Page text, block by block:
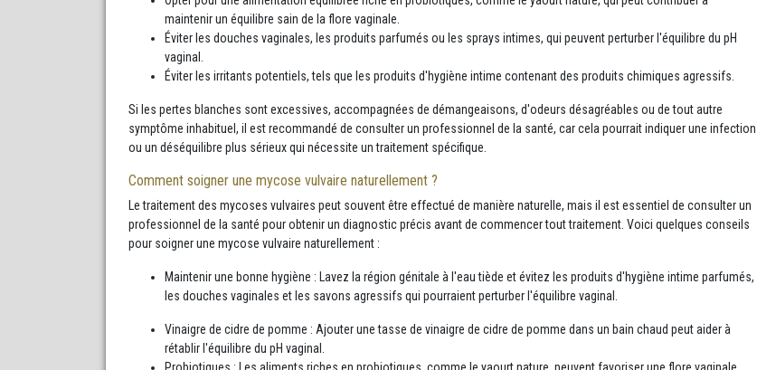
maintenir un équilibre sain de la flore vaginale.
Éviter les douches vaginales, les produits parfumés ou les sprays intimes, qui peuvent perturber l'équilibre du pH
vaginal.
Éviter les irritants potentiels, tels que les produits d'hygiène intime contenant des produits chimiques agressifs.
Si les pertes blanches sont excessives, accompagnées de démangeaisons, d'odeurs désagréables ou de tout autre
symptôme inhabituel, il est recommandé de consulter un professionnel de la santé, car cela pourrait indiquer une infection
ou un déséquilibre plus sérieux qui nécessite un traitement spécifique.
Comment soigner une mycose vulvaire naturellement ?
Le traitement des mycoses vulvaires peut souvent être effectué de manière naturelle, mais il est essentiel de consulter un
professionnel de la santé pour obtenir un diagnostic précis avant de commencer tout traitement. Voici quelques conseils
pour soigner une mycose vulvaire naturellement :
Maintenir une bonne hygiène : Lavez la région génitale à l'eau tiède et évitez les produits d'hygiène intime parfumés,
les douches vaginales et les savons agressifs qui pourraient perturber l'équilibre vaginal.
Vinaigre de cidre de pomme : Ajouter une tasse de vinaigre de cidre de pomme dans un bain chaud peut aider à
rétablir l'équilibre du pH vaginal.